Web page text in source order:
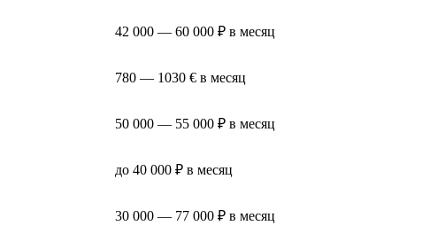
42 000 — 60 000 ₽ в месяц
780 — 1030 € в месяц
50 000 — 55 000 ₽ в месяц
до 40 000 ₽ в месяц
30 000 — 77 000 ₽ в месяц